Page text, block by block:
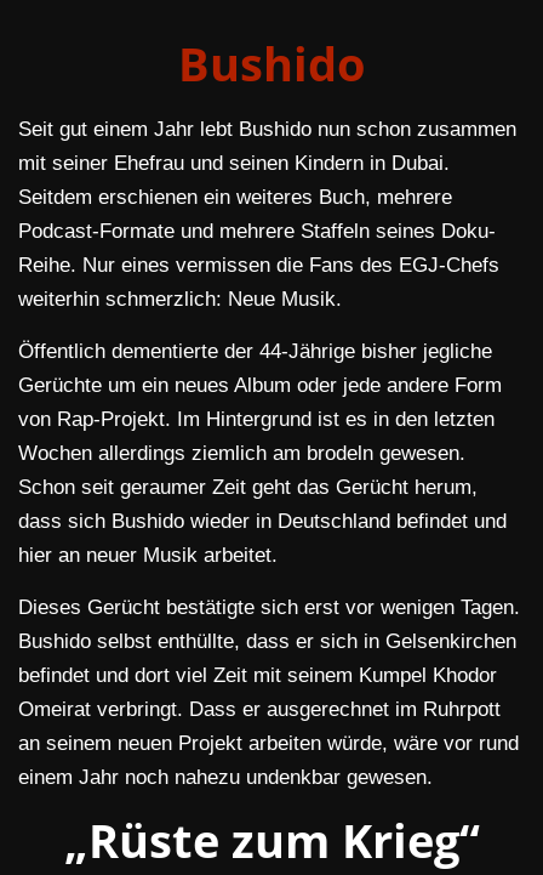
Bushido
Seit gut einem Jahr lebt Bushido nun schon zusammen
mit seiner Ehefrau und seinen Kindern in Dubai.
Seitdem erschienen ein weiteres Buch, mehrere
Podcast-Formate und mehrere Staffeln seines Doku-
Reihe. Nur eines vermissen die Fans des EGJ-Chefs
weiterhin schmerzlich: Neue Musik.
Öffentlich dementierte der 44-Jährige bisher jegliche
Gerüchte um ein neues Album oder jede andere Form
von Rap-Projekt. Im Hintergrund ist es in den letzten
Wochen allerdings ziemlich am brodeln gewesen.
Schon seit geraumer Zeit geht das Gerücht herum,
dass sich Bushido wieder in Deutschland befindet und
hier an neuer Musik arbeitet.
Dieses Gerücht bestätigte sich erst vor wenigen Tagen.
Bushido selbst enthüllte, dass er sich in Gelsenkirchen
befindet und dort viel Zeit mit seinem Kumpel Khodor
Omeirat verbringt. Dass er ausgerechnet im Ruhrpott
an seinem neuen Projekt arbeiten würde, wäre vor rund
einem Jahr noch nahezu undenkbar gewesen.
„Rüste zum Krieg“